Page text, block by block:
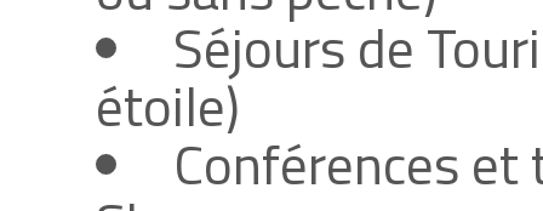
Séjours de
étoile)
Conférences